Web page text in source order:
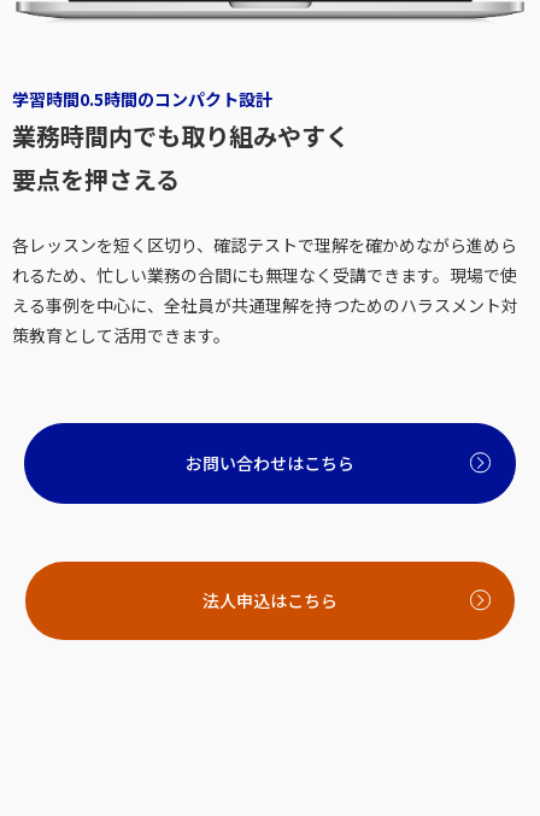
学習時間0.5時間のコンパクト設計
業務時間内でも取り組みやすく
要点を押さえる
各レッスンを短く区切り、確認テストで理解を確かめながら進めら
れるため、忙しい業務の合間にも無理なく受講できます。現場で使
える事例を中心に、全社員が共通理解を持つためのハラスメント対
策教育として活用できます。
お問い合わせはこちら
法人申込はこちら